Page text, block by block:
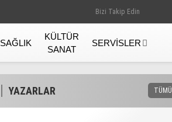
Bizi Takip Edin
SAĞLIK
KÜLTÜR
SANAT
SERVISLER
YAZARLAR TÜMÜ